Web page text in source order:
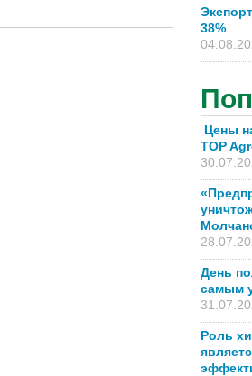
38%
Цены
TOP
День
самым
Роль